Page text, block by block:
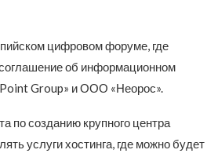
цифровом форуме, где
об информационном
Group» и ООО «Неорос».
по созданию крупного центра
услуги хостинга, где можно будет